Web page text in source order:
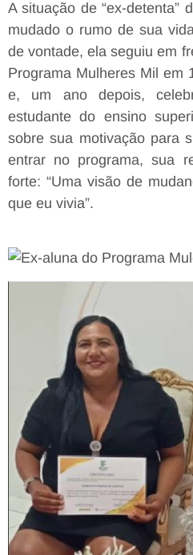
A situação de “ex-detenta”
mudado o rumo de sua
de vontade, ela seguiu em
Programa Mulheres Mil em
e, um ano depois,
estudante do ensino
sobre sua motivação para
entrar no programa, sua
forte: “Uma visão de
que eu vivia”.